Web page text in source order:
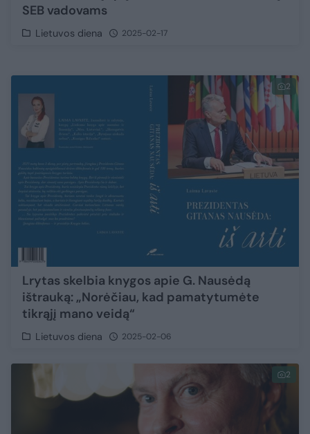
SEB vadovams
Lietuvos diena 2025-02-17
2
Lrytas skelbia knygos apie G. Nausėdą
ištrauką: „Norėčiau, kad pamatytumėte
tikrąjį mano veidą“
Lietuvos diena 2025-02-06
2